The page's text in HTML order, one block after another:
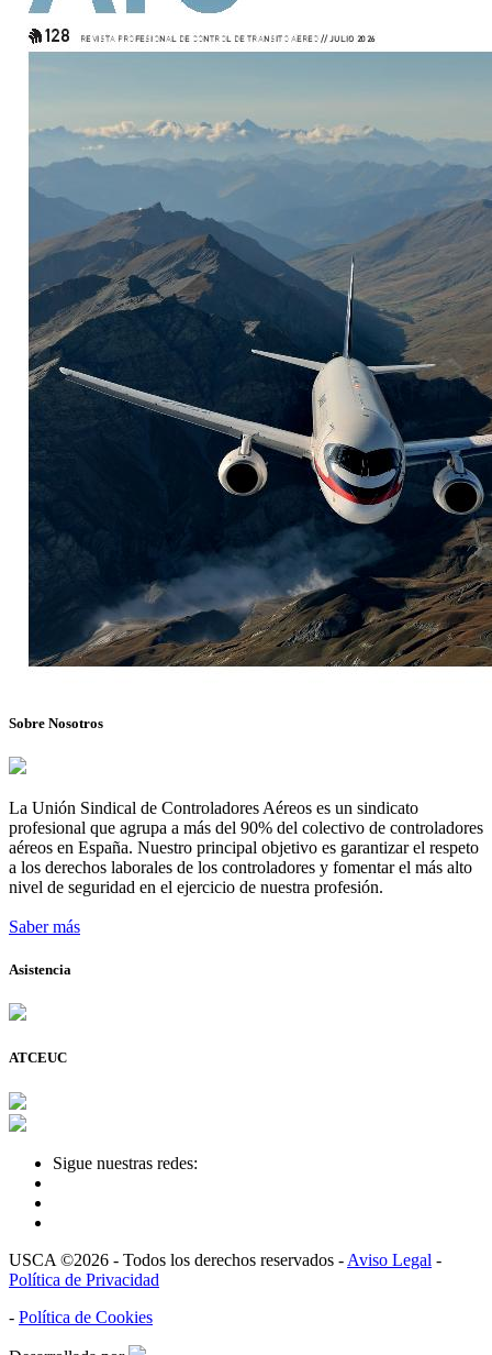
Sobre Nosotros
La Unión Sindical de Controladores Aéreos es un sindicato
profesional que agrupa a más del 90% del colectivo de controladores
aéreos en España. Nuestro principal objetivo es garantizar el respeto
a los derechos laborales de los controladores y fomentar el más alto
nivel de seguridad en el ejercicio de nuestra profesión.
Saber más
Asistencia
ATCEUC
Sigue nuestras redes:
USCA ©2026 - Todos los derechos reservados - Aviso Legal -
Política de Privacidad
- Política de Cookies